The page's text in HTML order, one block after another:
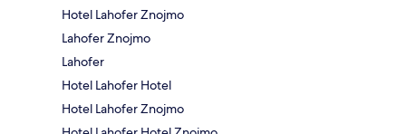
Hotel Lahofer Znojmo
Lahofer Znojmo
Lahofer
Hotel Lahofer Hotel
Hotel Lahofer Znojmo